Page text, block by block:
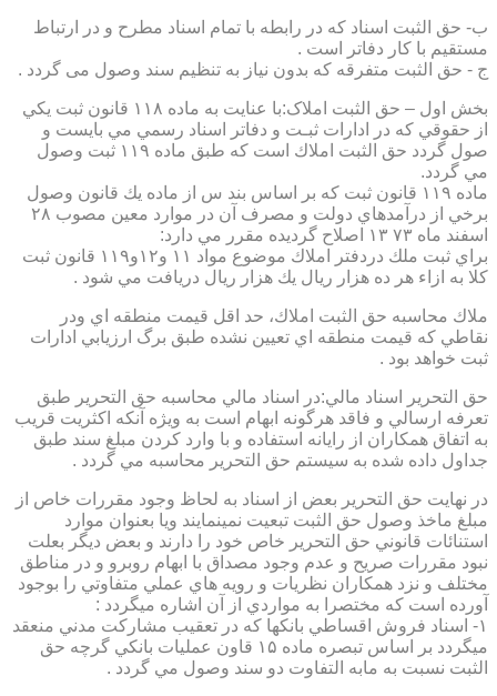
ب- حق الثبت اسناد كه در رابطه با تمام اسناد مطرح و در ارتباط
مستقيم با كار دفاتر است .
ج - حق الثبت متفرقه كه بدون نياز به تنظیم سند وصول می گردد .
بخش اول – حق الثبت املاک:با عنايت به ماده ۱۱۸ قانون ثبت يكي
از حقوقي كه در ادارات ثبـت و دفاتر اسناد رسمي مي بايست و
صول گردد حق الثبت املاك است كه طبق ماده ۱۱۹ ثبت وصول
مي گردد.
ماده ۱۱۹ قانون ثبت كه بر اساس بند س از ماده يك قانون وصول
برخي از درآمدهاي دولت و مصرف آن در موارد معين مصوب ۲۸
اسفند ماه ۷۳ ۱۳ اصلاح گرديده مقرر مي دارد:
براي ثبت ملك دردفتر املاك موضوع مواد ۱۱ و۱۲و۱۱۹ قانون ثبت
كلا به ازاء هر ده هزار ريال يك هزار ريال دريافت مي شود .
ملاك محاسبه حق الثبت املاك، حد اقل قيمت منطقه اي ودر
نقاطي كه قيمت منطقه اي تعيين نشده طبق برگ ارزيابي ادارات
ثبت خواهد بود .
حق التحرير اسناد مالي:در اسناد مالي محاسبه حق التحرير طبق
تعرفه ارسالي و فاقد هرگونه ابهام است به ويژه آنكه اكثريت قريب
به اتفاق همكاران از رايانه استفاده و با وارد كردن مبلغ سند طبق
جداول داده شده به سيستم حق التحرير محاسبه مي گردد .
در نهايت حق التحرير بعض از اسناد به لحاظ وجود مقررات خاص از
مبلغ ماخذ وصول حق الثبت تبعيت نمينمايند ويا بعنوان موارد
استنائات قانوني حق التحرير خاص خود را دارند و بعض ديگر بعلت
نبود مقررات صريح و عدم وجود مصداق با ابهام روبرو و در مناطق
مختلف و نزد همكاران نظريات و رويه هاي عملي متفاوتي را بوجود
آورده است كه مختصرا به مواردي از آن اشاره ميگردد :
۱- اسناد فروش اقساطي بانكها كه در تعقيب مشاركت مدني منعقد
ميگردد بر اساس تبصره ماده ۱۵ قاون عمليات بانكي گرچه حق
الثبت نسبت به مابه التفاوت دو سند وصول مي گردد .